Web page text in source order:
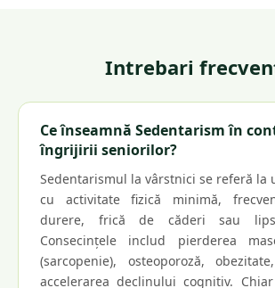
Intrebari
Ce înseamnă Sedentarism în
îngrijirii seniorilor?
Sedentarismul la vârstnici se referă la
cu activitate fizică minimă,
durere, frică de căderi sau
Consecințele includ pierderea
(sarcopenie), osteoporoză,
accelerarea declinului cognitiv.